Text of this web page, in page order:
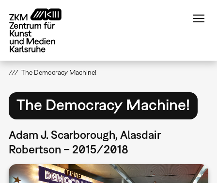
zum
Inhalt
The Democracy Machine!
The Democracy Machine!
Adam J. Scarborough, Alasdair
Robertson – 2015/2018